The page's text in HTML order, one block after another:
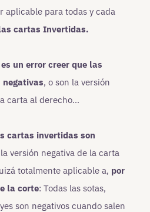
aplicable para todas y cada
cartas Invertidas.
es un error creer que las
, o son la versión
carta al derecho…
cartas invertidas son
versión negativa de la carta
totalmente aplicable a, por
la corte: Todas las sotas,
son negativos cuando salen